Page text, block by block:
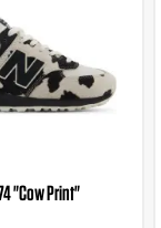
"Cow Print"